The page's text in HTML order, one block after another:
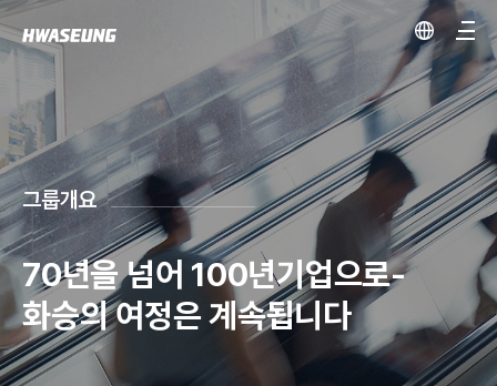
그룹개요
70년을 넘어 100년기업으로-
화승의 여정은 계속됩니다